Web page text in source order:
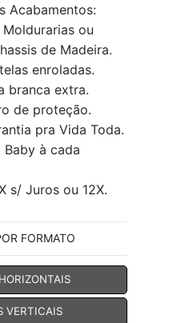
Acabamentos:
ou
de Madeira.
enroladas.
branca extra.
de proteção.
pra Vida Toda.
à cada
s/ Juros ou 12X.
FORMATO
VERTICAIS